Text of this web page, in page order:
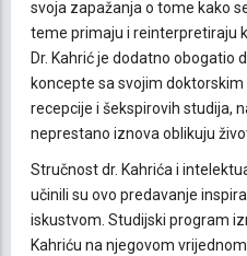
svoja zapažanja o tome kako
teme primaju i reinterpretiraju
Dr. Kahrić je dodatno obogatio
koncepte sa svojim
recepcije i šekspirovih studija,
neprestano iznova oblikuju
Stručnost dr. Kahrića i
učinili su ovo predavanje
iskustvom. Studijski program
Kahriću na njegovom